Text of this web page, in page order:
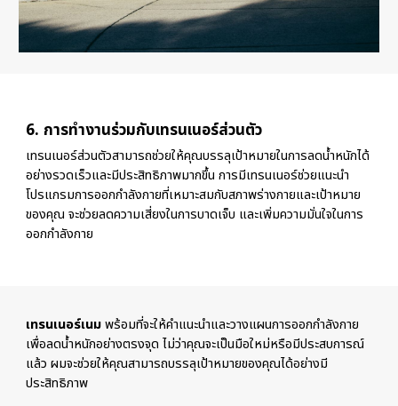
6. การทำงานร่วมกับเทรนเนอร์ส่วนตัว
เทรนเนอร์ส่วนตัวสามารถช่วยให้คุณบรรลุเป้าหมายในการลดน้ำหนักได้
อย่างรวดเร็วและมีประสิทธิภาพมากขึ้น การมีเทรนเนอร์ช่วยแนะนำ
โปรแกรมการออกกำลังกายที่เหมาะสมกับสภาพร่างกายและเป้าหมาย
ของคุณ จะช่วยลดความเสี่ยงในการบาดเจ็บ และเพิ่มความมั่นใจในการ
ออกกำลังกาย
เทรนเนอร์เนมพร้อมที่จะให้คำแนะนำและวางแผนการออกกำลังกาย
เพื่อลดน้ำหนักอย่างตรงจุด ไม่ว่าคุณจะเป็นมือใหม่หรือมีประสบการณ์
แล้ว ผมจะช่วยให้คุณสามารถบรรลุเป้าหมายของคุณได้อย่างมี
ประสิทธิภาพ